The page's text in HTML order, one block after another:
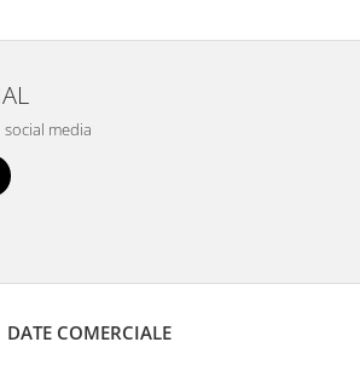
media
DATE COMERCIALE